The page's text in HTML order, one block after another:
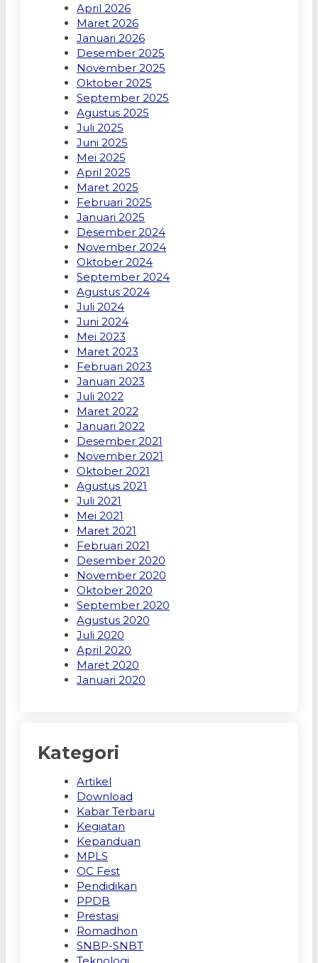
April 2026
Maret 2026
Januari 2026
Desember 2025
November 2025
Oktober 2025
September 2025
Agustus 2025
Juli 2025
Juni 2025
Mei 2025
April 2025
Maret 2025
Februari 2025
Januari 2025
Desember 2024
November 2024
Oktober 2024
September 2024
Agustus 2024
Juli 2024
Juni 2024
Mei 2023
Maret 2023
Februari 2023
Januari 2023
Juli 2022
Maret 2022
Januari 2022
Desember 2021
November 2021
Oktober 2021
Agustus 2021
Juli 2021
Mei 2021
Maret 2021
Februari 2021
Desember 2020
November 2020
Oktober 2020
September 2020
Agustus 2020
Juli 2020
April 2020
Maret 2020
Januari 2020
Kategori
Artikel
Download
Kabar Terbaru
Kegiatan
Kepanduan
MPLS
OC Fest
Pendidikan
PPDB
Prestasi
Romadhon
SNBP-SNBT
Teknologi